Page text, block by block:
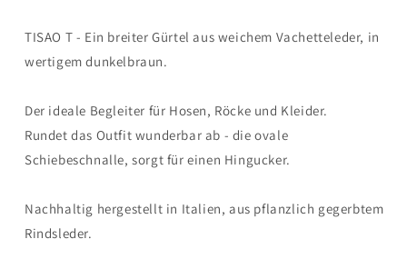
TISAO T - Ein breiter Gürtel aus weichem Vachetteleder, in
wertigem dunkelbraun.
Der ideale Begleiter für Hosen, Röcke und Kleider.
Rundet das Outfit wunderbar ab - die ovale
Schiebeschnalle, sorgt für einen Hingucker.
Nachhaltig hergestellt in Italien, aus pflanzlich gegerbtem
Rindsleder.